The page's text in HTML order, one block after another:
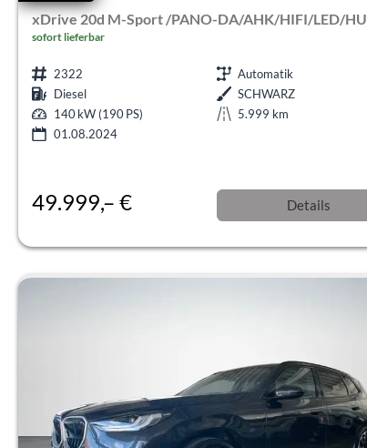
xDrive 20d M-Sport /PANO-DA/AHK/HIFI/LED/HU
sofort lieferbar
2322
Automatik
Diesel
SCHWARZ
140 kW (190 PS)
5.999 km
01.08.2024
49.999,– € Details